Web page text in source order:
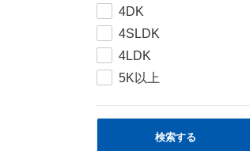
4DK
4SLDK
4LDK
5K以上
検索する